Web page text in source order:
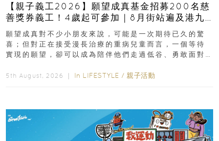
【親子義工2026】願望成真基金招募200名慈
善獎券義工！4歲起可參加｜8月街站遍及港九
新界
願望成真對不少小朋友來說，可能是一次期待已久的驚
喜；但對正在接受漫長治療的重病兒童而言，一個等待
實現的願望，卻可以成為陪伴他們走過低谷、勇敢面對
5th August, 2026 ｜ In LIFESTYLE / 親子活動